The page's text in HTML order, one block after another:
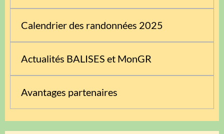
Calendrier des randonnées 2025
Actualités BALISES et MonGR
Avantages partenaires